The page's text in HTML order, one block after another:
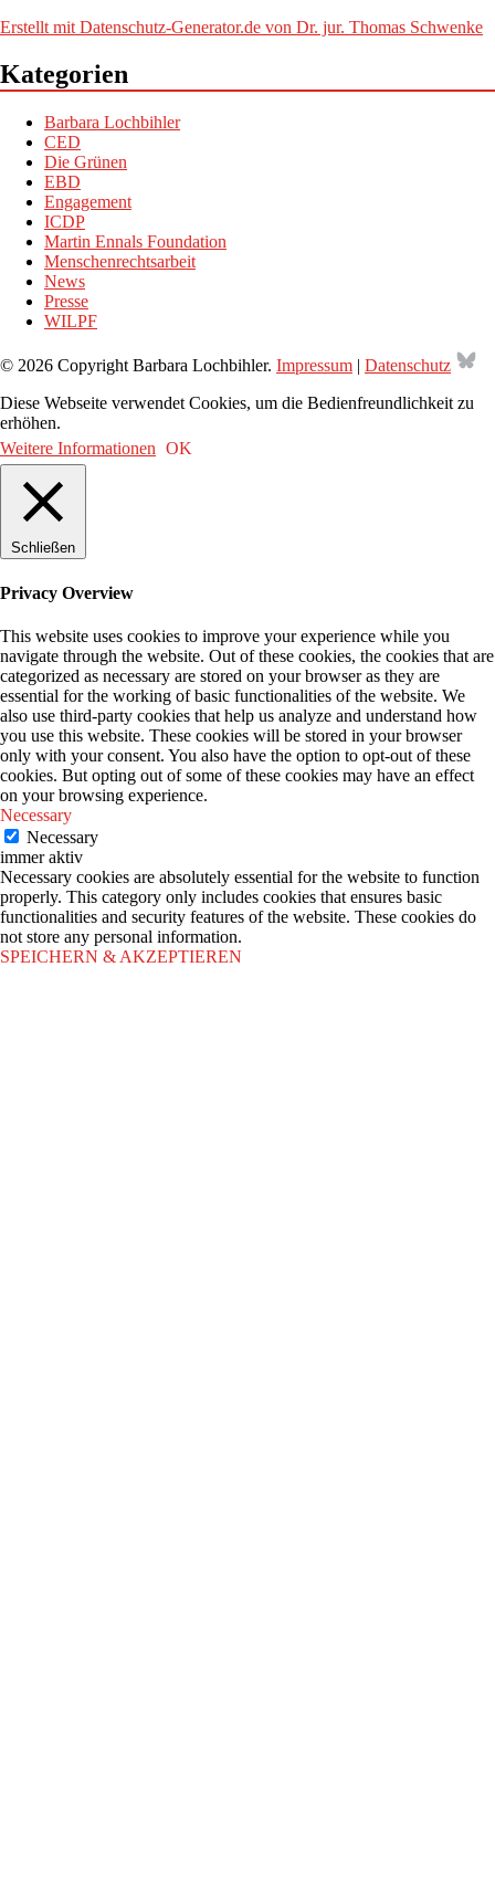
Erstellt mit Datenschutz-Generator.de von Dr. jur. Thomas Schwenke
Kategorien
Barbara Lochbihler
CED
Die Grünen
EBD
Engagement
ICDP
Martin Ennals Foundation
Menschenrechtsarbeit
News
Presse
WILPF
© 2026 Copyright Barbara Lochbihler. Impressum | Datenschutz
Diese Webseite verwendet Cookies, um die Bedienfreundlichkeit zu
erhöhen.
Weitere Informationen OK
Schließen
Privacy Overview
This website uses cookies to improve your experience while you
navigate through the website. Out of these cookies, the cookies that are
categorized as necessary are stored on your browser as they are
essential for the working of basic functionalities of the website. We
also use third-party cookies that help us analyze and understand how
you use this website. These cookies will be stored in your browser
only with your consent. You also have the option to opt-out of these
cookies. But opting out of some of these cookies may have an effect
on your browsing experience.
Necessary
Necessary
immer aktiv
Necessary cookies are absolutely essential for the website to function
properly. This category only includes cookies that ensures basic
functionalities and security features of the website. These cookies do
not store any personal information.
SPEICHERN & AKZEPTIEREN